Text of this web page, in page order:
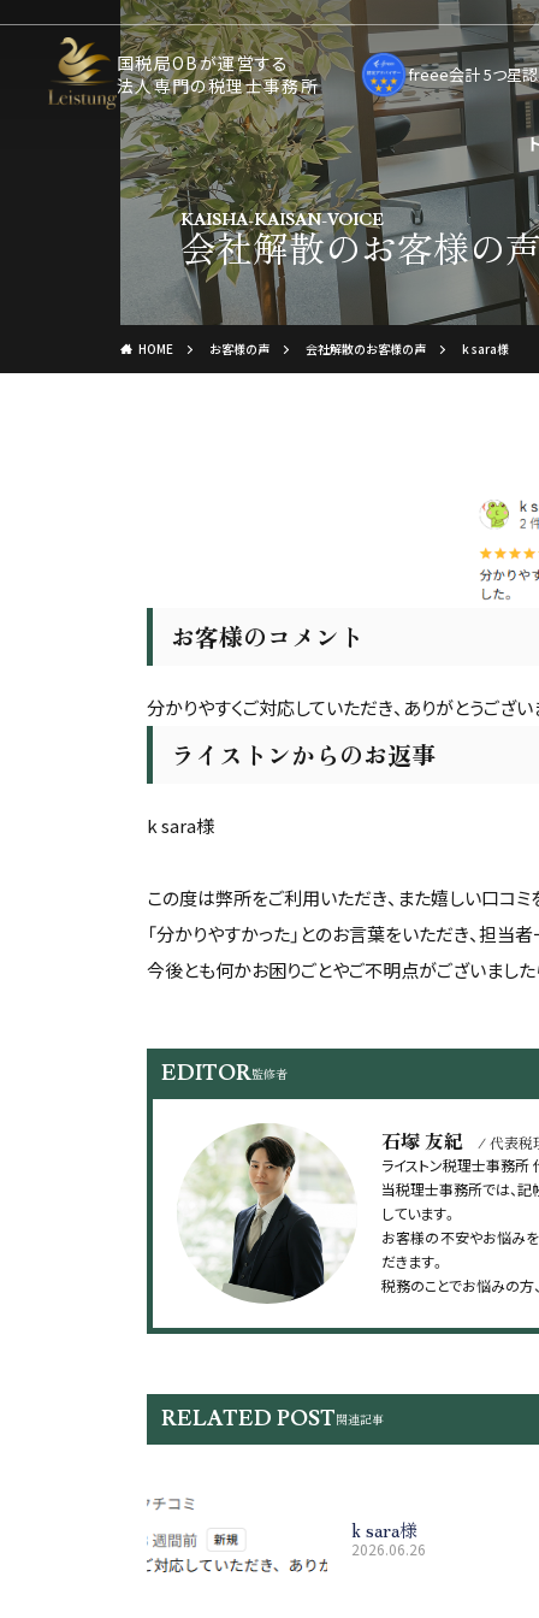
国税局OBが運営する
法人専門の税理士事務所
freee会計 5つ星認
KAISHA-KAISAN-VOICE
会社解散のお客様の
HOME お客様の声 会社解散のお客様の声 k sara様
お客様のコメント
分かりやすくご対応していただき、ありがとうござい
ライストンからのお返事
k sara様
この度は弊所をご利用いただき、また嬉しい口コ
「分かりやすかった」とのお言葉をいただき、担当
今後とも何かお困りごとやご不明点がございまし
EDITOR監修者
石塚 友紀 / 代表税
ライストン税理士事務
当税理士事務所では、記
しています。
お客様の不安やお悩み
だきます。
税務のことでお悩みの方
RELATED POST関連記事
k sara様
2026.06.26